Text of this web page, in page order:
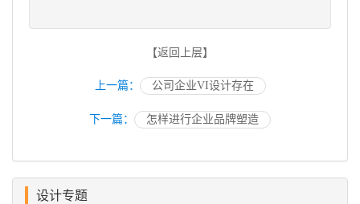
【返回上层】
上一篇： 公司企业VI设计存在
下一篇： 怎样进行企业品牌塑造
设计专题